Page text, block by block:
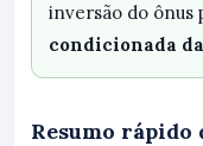
inversão do ônus
condicionada
Resumo